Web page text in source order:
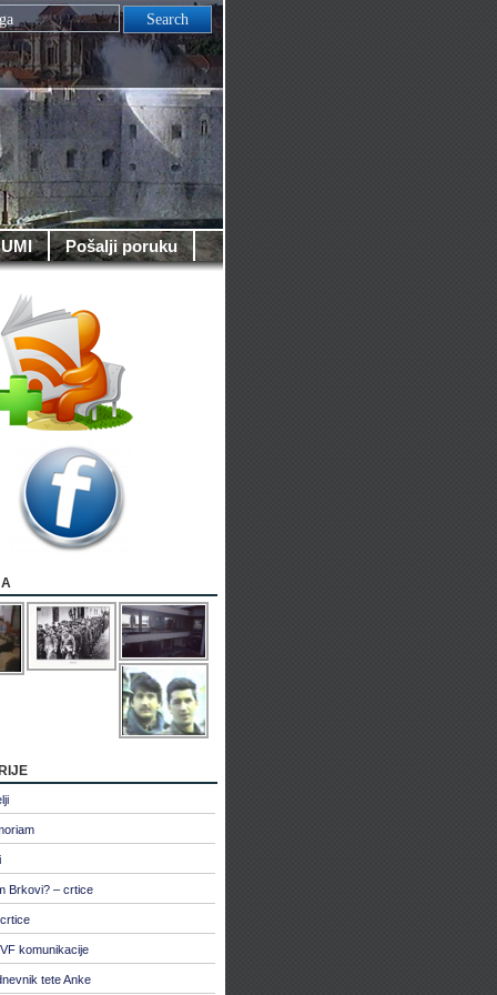
Pošalji poruku
Brkovi? – crtice
komunikacije
tete Anke